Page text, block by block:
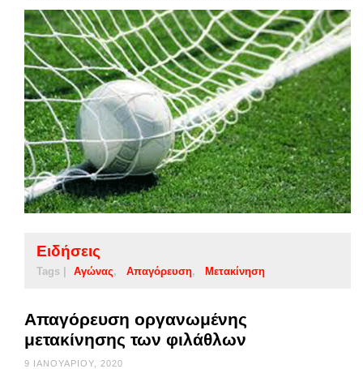
Ειδήσεις
Tags | Αγώνας Απαγόρευση Μετακίνηση
Απαγόρευση οργανωμένης
μετακίνησης των φιλάθλων
9 ΙΑΝΟΥΑΡΊΟΥ, 2020